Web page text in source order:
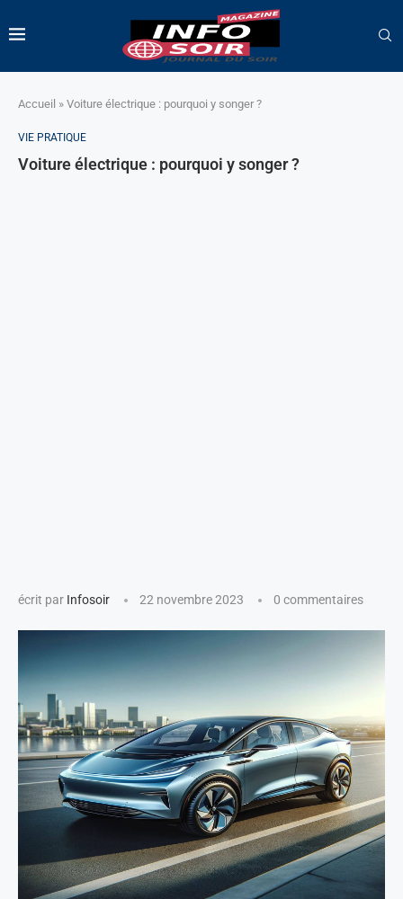
Accueil » Voiture électrique : pourquoi y songer ?
VIE PRATIQUE
Voiture électrique : pourquoi y songer ?
écrit par Infosoir 22 novembre 2023 0 commentaires